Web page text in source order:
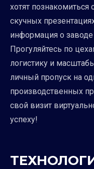
хотят
скучных
информация о заводе
Прогуляйтесь по
логистику и
личный пропуск на
производственных
свой визит
успеху!